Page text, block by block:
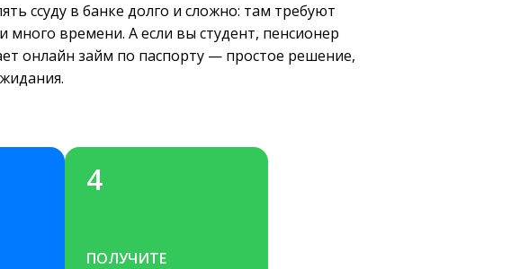
ссуду в банке долго и сложно: там требуют
времени. А если вы студент, пенсионер
онлайн займ по паспорту — простое решение,
4
ПОЛУЧИТЕ